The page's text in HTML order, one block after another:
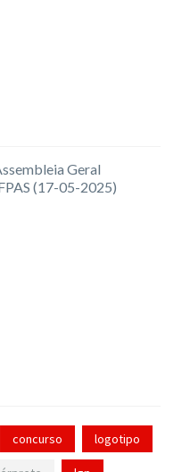
Geral
(17-05-2025)
concurso logotipo